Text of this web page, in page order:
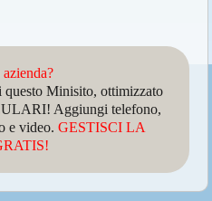
questo Minisito, ottimizzato
Aggiungi telefono,
e video.GESTISCI LA